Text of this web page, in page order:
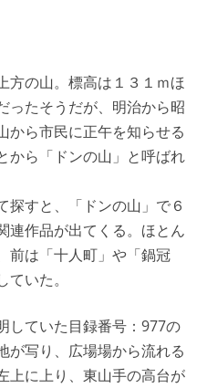
方の山。標高は１３１ｍほ
ったそうだが、明治から昭
から市民に正午を知らせる
から「ドンの山」と呼ばれ
探すと、「ドンの山」で６
連作品が出てくる。ほとん
前は「十人町」や「鍋冠
いた。
していた目録番号：977の
が写り、広場場から流れる
上に上り、東山手の高台が